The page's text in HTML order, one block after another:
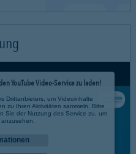
YouTube Video-Service zu laden!
Drittanbieters, um Videoinhalte
zu Ihren Aktivitäten sammeln. Bitte
Sie der Nutzung des Service zu, um